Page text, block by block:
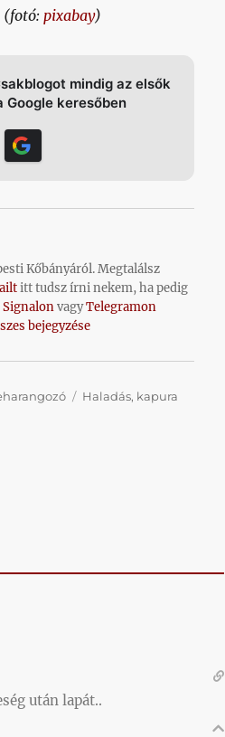
pixabay)
mindig az elsők
Google keresőben
Kőbányáról. Megtalálsz
itt tudsz írni nekem, ha pedig
SignalonvagyTelegramon
bejegyzése
Címke
Haladás, kapura
után lapát..